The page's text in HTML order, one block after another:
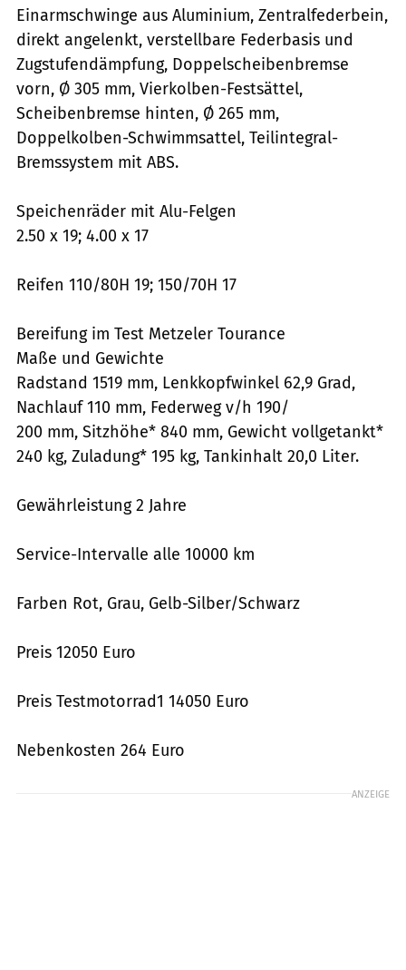
Einarmschwinge aus Aluminium, Zentralfederbein,
direkt angelenkt, verstellbare Federbasis und
Zugstufendämpfung, Doppelscheibenbremse
vorn, Ø 305 mm, Vierkolben-Festsättel,
Scheibenbremse hinten, Ø 265 mm,
Doppelkolben-Schwimmsattel, Teilintegral-
Bremssystem mit ABS.
Speichenräder mit Alu-Felgen
2.50 x 19; 4.00 x 17
Reifen 110/80H 19; 150/70H 17
Bereifung im Test Metzeler Tourance
Maße und Gewichte
Radstand 1519 mm, Lenkkopfwinkel 62,9 Grad,
Nachlauf 110 mm, Federweg v/h 190/
200 mm, Sitzhöhe* 840 mm, Gewicht vollgetankt*
240 kg, Zuladung* 195 kg, Tankinhalt 20,0 Liter.
Gewährleistung 2 Jahre
Service-Intervalle alle 10000 km
Farben Rot, Grau, Gelb-Silber/Schwarz
Preis 12050 Euro
Preis Testmotorrad1 14050 Euro
Nebenkosten 264 Euro
ANZEIGE